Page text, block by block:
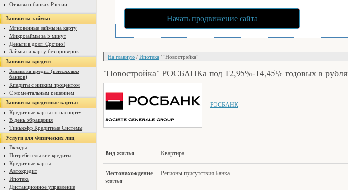
Отзывы о банках России
Заявки на займы:
Мгновенные займы на карту
Микрозаймы за 5 минут
Деньги в долг. Срочно!
Займы на карту без проверок
Заявки на кредит:
Заявка на кредит (в несколько
банков)
Кпедиты с низким процентом
С моментальным решением
Заявки на кредитные карты:
Кредитные карты по паспорту
В день обращения
Тинькофф Кредитные Системы
Услуги для Физических лиц
Вклады
Потребительские кредиты
Кредитные карты
Автокредит
Ипотека
Дистанционное управление
Начать продвижение сайта
На главную / Ипотека / "Новостройка"
"Новостройка" РОСБАНКа под 12,95%-14,45% годовых в
РОСБАНК
Вид жилья Квартира
Местонахождение
жилья
Регионы присутствия Банка